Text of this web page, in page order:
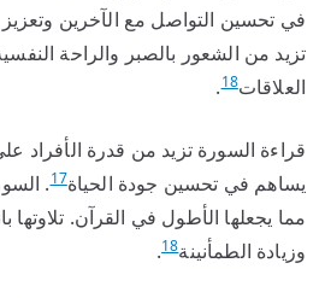
في تحسين التواصل مع الآخرين وتعزيز
تزيد من الشعور بالصبر والراحة
العلاقات18
.
قراءة السورة تزيد من قدرة الأفراد
يساهم في تحسين جودة الحياة17
مما يجعلها الأطول في القرآن. تلاوتها
وزيادة الطمأنينة18
.